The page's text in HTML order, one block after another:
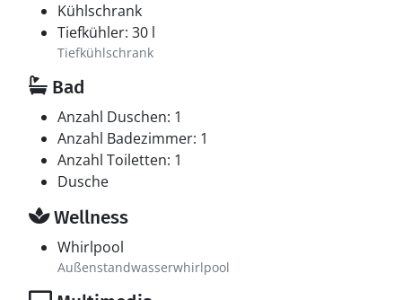
Kühlschrank
Tiefkühler: 30 l
Tiefkühlschrank
Bad
Anzahl Duschen: 1
Anzahl Badezimmer: 1
Anzahl Toiletten: 1
Dusche
Wellness
Whirlpool
Außenstandwasserwhirlpool